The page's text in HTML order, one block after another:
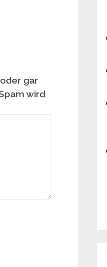
gar
wird